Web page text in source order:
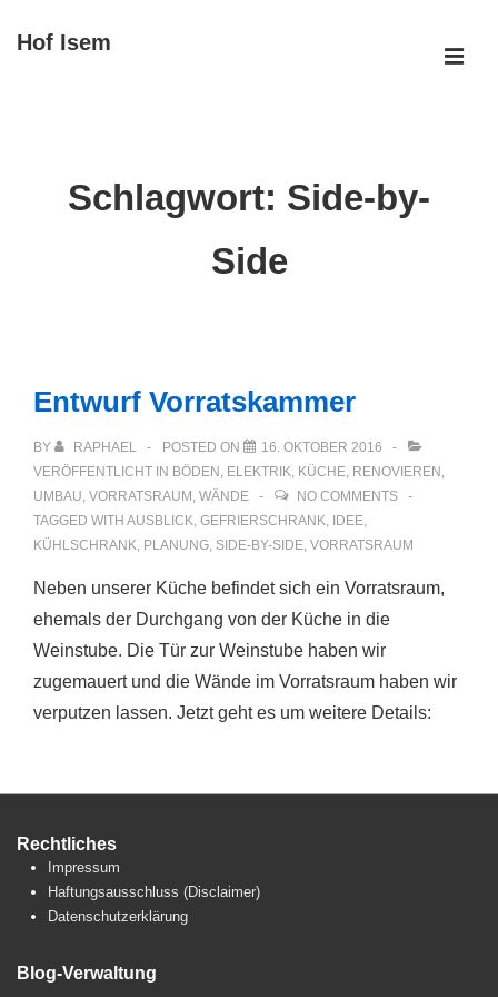
ZumHof Isem
Schlagwort: Side-by-
Side
Entwurf Vorratskammer
BY RAPHAEL POSTED ON
16. OKTOBER 2016
VERÖFFENTLICHT IN BÖDEN , ELEKTRIK, KÜCHE, RENOVIEREN ,
UMBAU, VORRATSRAUM , WÄNDE
NO COMMENTS
TAGGED WITH AUSBLICK, GEFRIERSCHRANK, IDEE,
KÜHLSCHRANK, PLANUNG, SIDE-BY-SIDE, VORRATSRAUM
Neben unserer Küche befindet sich ein Vorratsraum,
ehemals der Durchgang von der Küche in die
Weinstube. Die Tür zur Weinstube haben wir
zugemauert und die Wände im Vorratsraum haben wir
verputzen lassen. Jetzt geht es um weitere Details:
Rechtliches
Impressum
Haftungsausschluss (Disclaimer)
Datenschutzerklärung
Blog-Verwaltung